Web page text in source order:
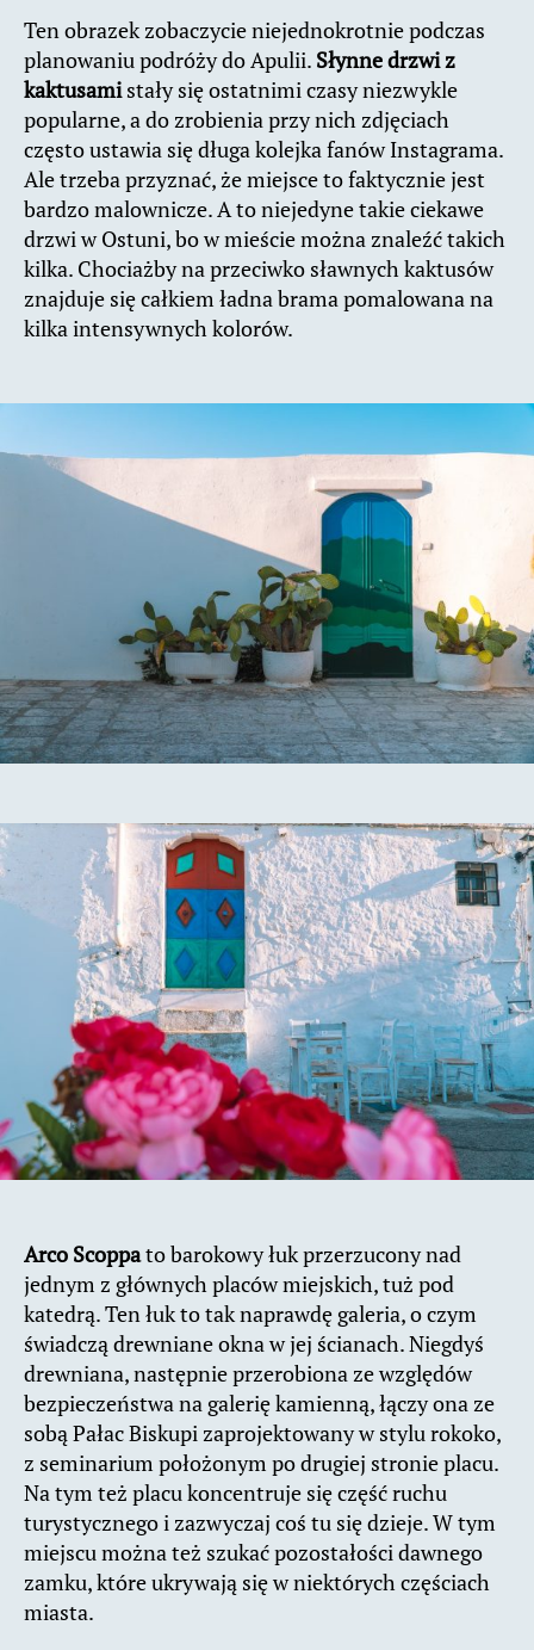
Ten obrazek zobaczycie niejednokrotnie podczas
planowaniu podróży do Apulii. Słynne drzwi z
kaktusami stały się ostatnimi czasy niezwykle
popularne, a do zrobienia przy nich zdjęciach
często ustawia się długa kolejka fanów Instagrama.
Ale trzeba przyznać, że miejsce to faktycznie jest
bardzo malownicze. A to niejedyne takie ciekawe
drzwi w Ostuni, bo w mieście można znaleźć takich
kilka. Chociażby na przeciwko sławnych kaktusów
znajduje się całkiem ładna brama pomalowana na
kilka intensywnych kolorów.
Arco Scoppato barokowy łuk przerzucony nad
jednym z głównych placów miejskich, tuż pod
katedrą. Ten łuk to tak naprawdę galeria, o czym
świadczą drewniane okna w jej ścianach. Niegdyś
drewniana, następnie przerobiona ze względów
bezpieczeństwa na galerię kamienną, łączy ona ze
sobą Pałac Biskupi zaprojektowany w stylu rokoko,
z seminarium położonym po drugiej stronie placu.
Na tym też placu koncentruje się część ruchu
turystycznego i zazwyczaj coś tu się dzieje. W tym
miejscu można też szukać pozostałości dawnego
zamku, które ukrywają się w niektórych częściach
miasta.